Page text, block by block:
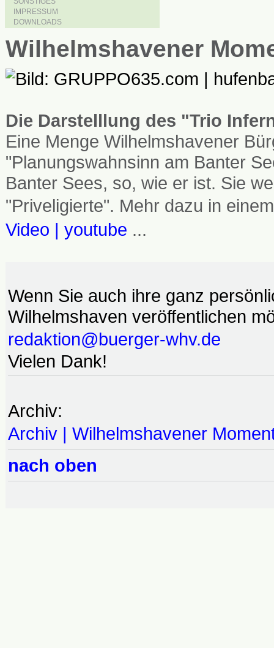
IMPRESSUM
DOWNLOADS
Wilhelmshavener
Die Darstelllung des "Trio
Eine Menge Wilhelmshavener
"Planungswahnsinn am Banter
Banter Sees, so, wie er ist. Sie
"Priveligierte". Mehr dazu in
Video | youtube ...
Wenn Sie auch ihre ganz
Wilhelmshaven veröffentlichen
redaktion@buerger-whv.de
Vielen Dank!
Archiv:
Archiv | Wilhelmshavener
nach oben